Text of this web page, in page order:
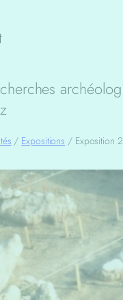
/ Expositions / Exposition